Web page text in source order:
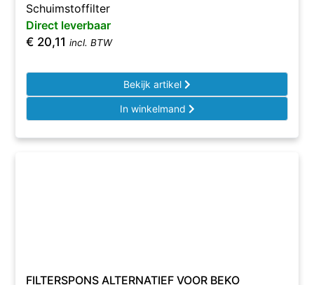
Schuimstoffilter
Direct leverbaar
€ 20,11 incl. BTW
Bekijk artikel
In winkelmand
FILTERSPONS ALTERNATIEF VOOR BEKO